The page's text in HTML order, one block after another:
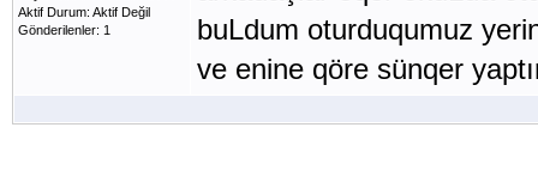
Aktif Durum: Aktif Değil
Gönderilenler: 1
buLdum oturduqumuz
ve enine qöre sünqer